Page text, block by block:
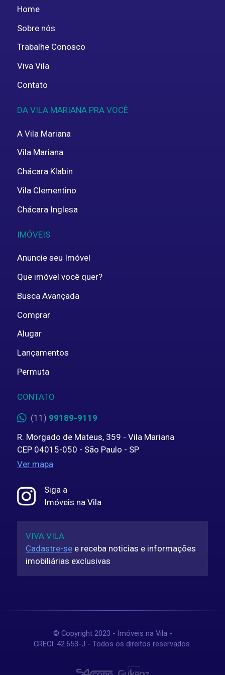
Home
Sobre nós
Trabalhe Conosco
Viva Vila
Contato
DA VILA MARIANA PRA VOCÊ
A Vila Mariana
Vila Mariana
Chácara Klabin
Vila Clementino
Chácara Inglesa
IMÓVEIS
Anuncíe seu Imóvel
Que imóvel você quer?
Busca Avançada
Comprar
Alugar
Lançamentos
Permuta
CONTATO
(11) 99189-9119
R. Morgado de Mateus, 359 - Vila Mariana
CEP 04015-050 - São Paulo - SP
Ver mapa
Siga a
Imóveis na Vila
VIVA VILA
Cadastre-se e receba noticias e informações
imobiliárias exclusivas
© Copyright 2023 - Imóveis na Vila -
CRECI: 42.653-J - Todos os direitos reservados.